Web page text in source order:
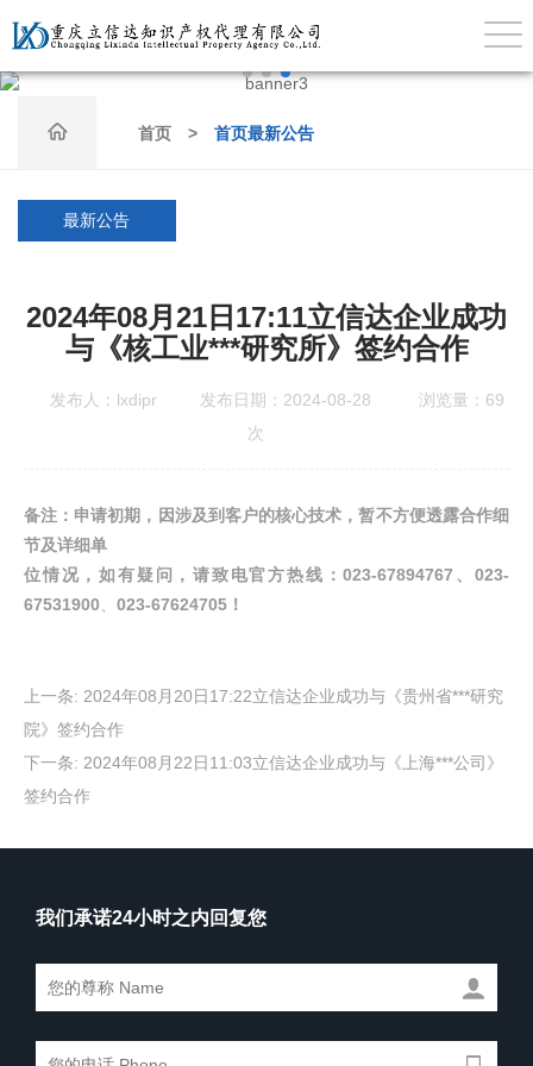
 首页 > 首页最新公告
最新公告
2024年08月21日17:11立信达企业成功
与《核工业***研究所》签约合作
发布人：lxdipr 发布日期：2024-08-28 浏览量： 69
次
备注：申请初期，因涉及到客户的核心技术，暂不方便透露合作细
节及详细单
位情况，如有疑问，请致电官方热线 ：023-67894767 、023-
67531900
023-67624705 ！
上一条: 2024年08月20日17:22立信达企业成功与《贵州省***研究
院》签约合作
下一条: 2024年08月22日11:03立信达企业成功与《上海***公司》
签约合作
我们承诺24小时之内回复您
